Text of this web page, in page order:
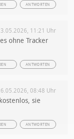
ANTWORTEN
11:21 Uhr
ohne Tracker
ANTWORTEN
08:48 Uhr
sie
ANTWORTEN